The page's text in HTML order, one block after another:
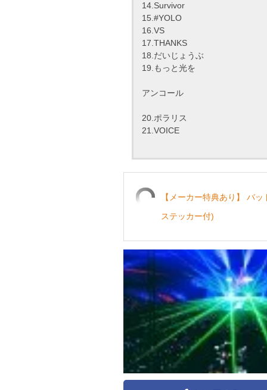
14.Survivor
15.#YOLO
16.VS
17.THANKS
18.だいじょうぶ
19.もっと光を
アンコール
20.ポラリス
21.VOICE
【メーカー特典あり】 バ
ステッカー付)